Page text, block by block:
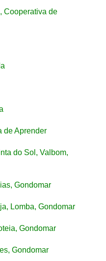
Cooperativa de
de Aprender
do Sol, Valbom,
Gondomar
Lomba, Gondomar
Gondomar
Gondomar